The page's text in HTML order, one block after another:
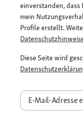
einverstanden,
mein
Profile erstellt.
Diese Seite wird
E-Mail-Adresse